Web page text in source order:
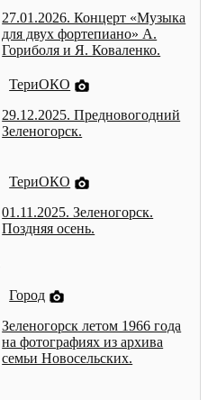
27.01.2026. Концерт «Музыка
для двух фортепиано» А.
Гориболя и Я. Коваленко.
ТериОКО
29.12.2025. Предновогодний
Зеленогорск.
ТериОКО
01.11.2025. Зеленогорск.
Поздняя осень.
Город
Зеленогорск летом 1966 года
на фотографиях из архива
семьи Новосельских.